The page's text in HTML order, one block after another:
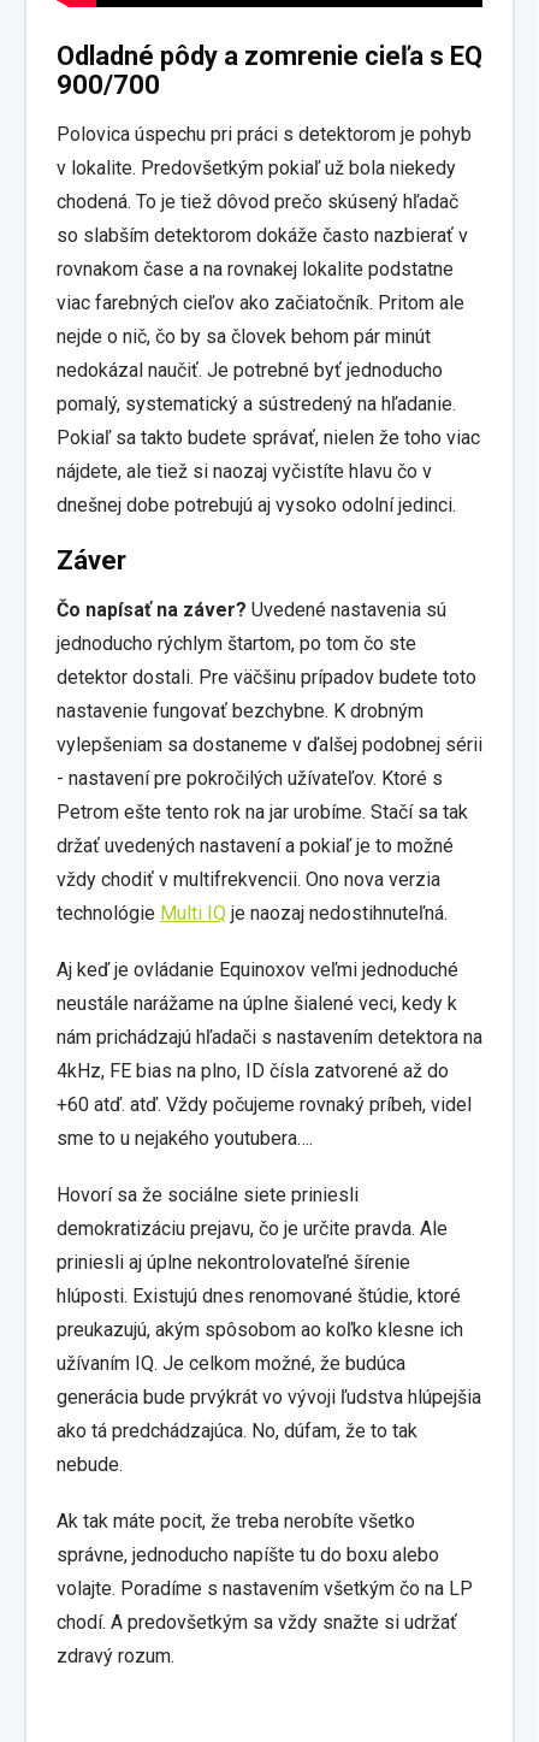
Odladné pôdy a zomrenie cieľa s EQ
900/700
Polovica úspechu pri práci s detektorom je pohyb
v lokalite. Predovšetkým pokiaľ už bola niekedy
chodená. To je tiež dôvod prečo skúsený hľadač
so slabším detektorom dokáže často nazbierať v
rovnakom čase a na rovnakej lokalite podstatne
viac farebných cieľov ako začiatočník. Pritom ale
nejde o nič, čo by sa človek behom pár minút
nedokázal naučiť. Je potrebné byť jednoducho
pomalý, systematický a sústredený na hľadanie.
Pokiaľ sa takto budete správať, nielen že toho viac
nájdete, ale tiež si naozaj vyčistíte hlavu čo v
dnešnej dobe potrebujú aj vysoko odolní jedinci.
Záver
Čo napísať na záver? Uvedené nastavenia sú
jednoducho rýchlym štartom, po tom čo ste
detektor dostali. Pre väčšinu prípadov budete toto
nastavenie fungovať bezchybne. K drobným
vylepšeniam sa dostaneme v ďalšej podobnej sérii
- nastavení pre pokročilých užívateľov. Ktoré s
Petrom ešte tento rok na jar urobíme. Stačí sa tak
držať uvedených nastavení a pokiaľ je to možné
vždy chodiť v multifrekvencii. Ono nova verzia
technológie Multi IQ je naozaj nedostihnuteľná.
Aj keď je ovládanie Equinoxov veľmi jednoduché
neustále narážame na úplne šialené veci, kedy k
nám prichádzajú hľadači s nastavením detektora na
4kHz, FE bias na plno, ID čísla zatvorené až do
+60 atď. atď. Vždy počujeme rovnaký príbeh, videl
sme to u nejakého youtubera….
Hovorí sa že sociálne siete priniesli
demokratizáciu prejavu, čo je určite pravda. Ale
priniesli aj úplne nekontrolovateľné šírenie
hlúposti. Existujú dnes renomované štúdie, ktoré
preukazujú, akým spôsobom ao koľko klesne ich
užívaním IQ. Je celkom možné, že budúca
generácia bude prvýkrát vo vývoji ľudstva hlúpejšia
ako tá predchádzajúca. No, dúfam, že to tak
nebude.
Ak tak máte pocit, že treba nerobíte všetko
správne, jednoducho napíšte tu do boxu alebo
volajte. Poradíme s nastavením všetkým čo na LP
chodí. A predovšetkým sa vždy snažte si udržať
zdravý rozum.